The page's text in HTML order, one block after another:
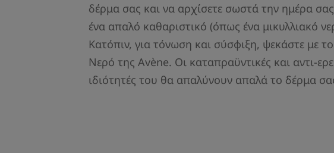
δέρμα σας και να αρχίσετε σωστά την ημέρα
ένα απαλό καθαριστικό (όπως ένα μικυλλιακό
Κατόπιν, για τόνωση και σύσφιξη, ψεκάστε με
Νερό της Avène. Οι καταπραϋντικές και αντι-
ιδιότητές του θα απαλύνουν απαλά το δέρμα